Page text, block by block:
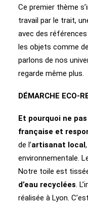
Ce premier thème
travail par le trait,
avec des
les objets comme
parlons de nos
regarde même plus.
DÉMARCHE ECO-
Et pourquoi ne
française et
de l’artisanat local
environnementale.
Notre toile est
d’eau recyclées.
réalisée à Lyon.